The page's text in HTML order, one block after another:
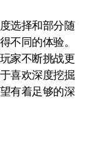
选择和部分随
不同的体验。
家不断挑战更
喜欢深度挖掘
有着足够的深